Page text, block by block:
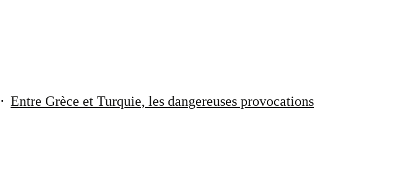
Entre Grèce et Turquie, les dangereuses provocations